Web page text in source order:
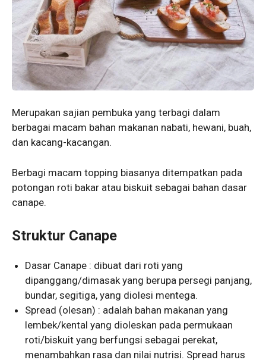
Merupakan sajian pembuka yang terbagi dalam
berbagai macam bahan makanan nabati, hewani, buah,
dan kacang-kacangan.
Berbagi macam topping biasanya ditempatkan pada
potongan roti bakar atau biskuit sebagai bahan dasar
canape.
Struktur Canape
Dasar Canape : dibuat dari roti yang
dipanggang/dimasak yang berupa persegi panjang,
bundar, segitiga, yang diolesi mentega.
Spread (olesan) : adalah bahan makanan yang
lembek/kental yang dioleskan pada permukaan
roti/biskuit yang berfungsi sebagai perekat,
menambahkan rasa dan nilai nutrisi. Spread harus